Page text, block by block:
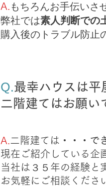
A. もちろんお手伝いさ
弊社では素人判断での
購入後のトラブル防止
Q.最幸ハウスは平
二階建てはお願い
A. 二階建ては・・・ で
現在ご紹介している企
当社は３５年の経験と
お気軽にご相談くださ